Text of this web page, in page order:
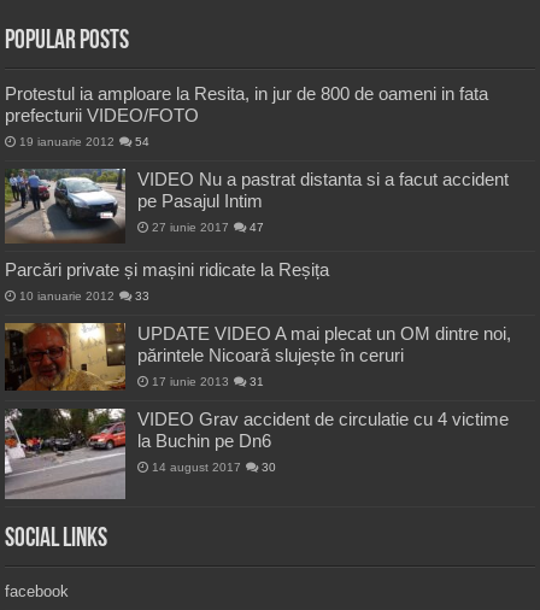
Popular Posts
Protestul ia amploare la Resita, in jur de 800 de oameni in fata
prefecturii VIDEO/FOTO
19 ianuarie 2012 54
VIDEO Nu a pastrat distanta si a facut accident
pe Pasajul Intim
27 iunie 2017 47
Parcări private și mașini ridicate la Reșița
10 ianuarie 2012 33
UPDATE VIDEO A mai plecat un OM dintre noi,
părintele Nicoară slujește în ceruri
17 iunie 2013 31
VIDEO Grav accident de circulatie cu 4 victime
la Buchin pe Dn6
14 august 2017 30
Social Links
facebook